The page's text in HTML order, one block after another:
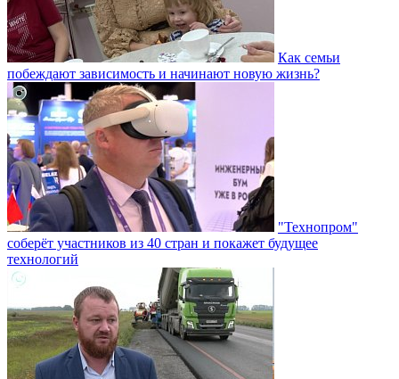
Как семьи
побеждают зависимость и начинают новую жизнь?
"Технопром"
соберёт участников из 40 стран и покажет будущее
технологий